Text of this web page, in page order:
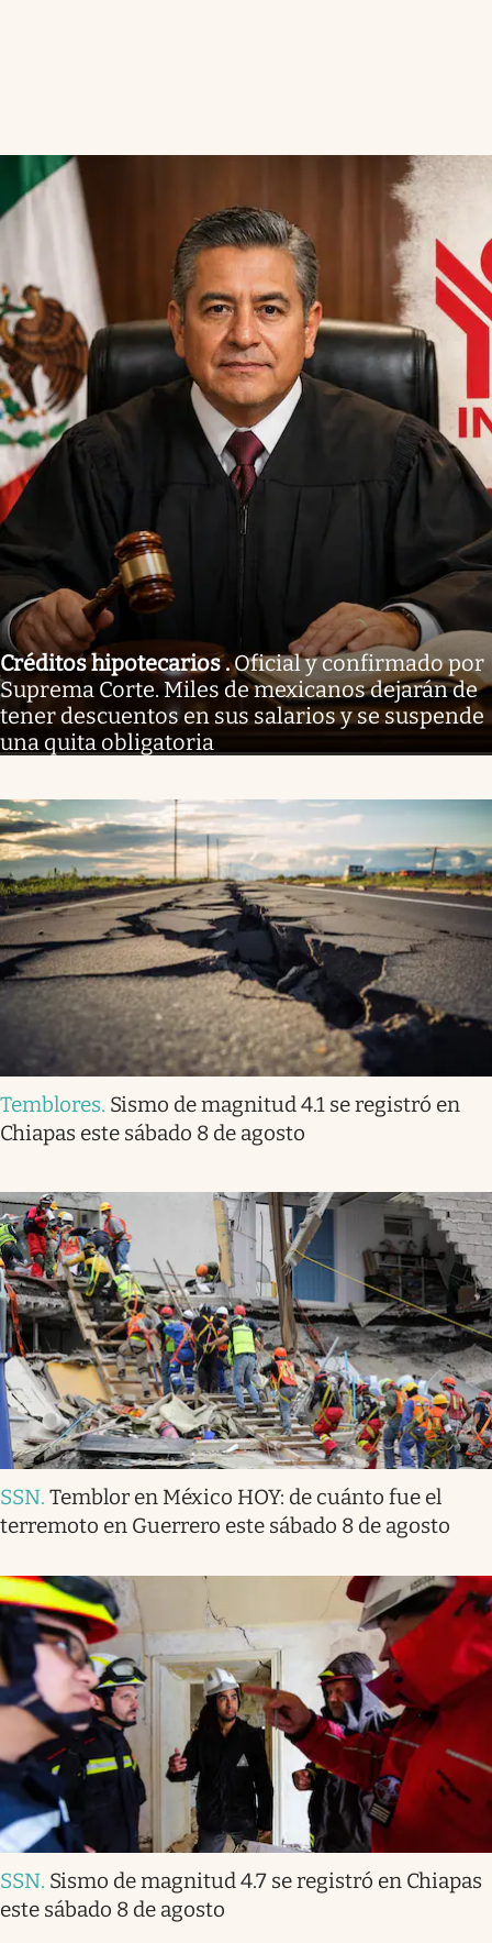
Créditos hipotecarios.Oficial y confirmado por
Suprema Corte. Miles de mexicanos dejarán de
tener descuentos en sus salarios y se suspende
una quita obligatoria
Temblores. Sismo de magnitud 4.1 se registró en
Chiapas este sábado 8 de agosto
SSN. Temblor en México HOY: de cuánto fue el
terremoto en Guerrero este sábado 8 de agosto
SSN. Sismo de magnitud 4.7 se registró en Chiapas
este sábado 8 de agosto